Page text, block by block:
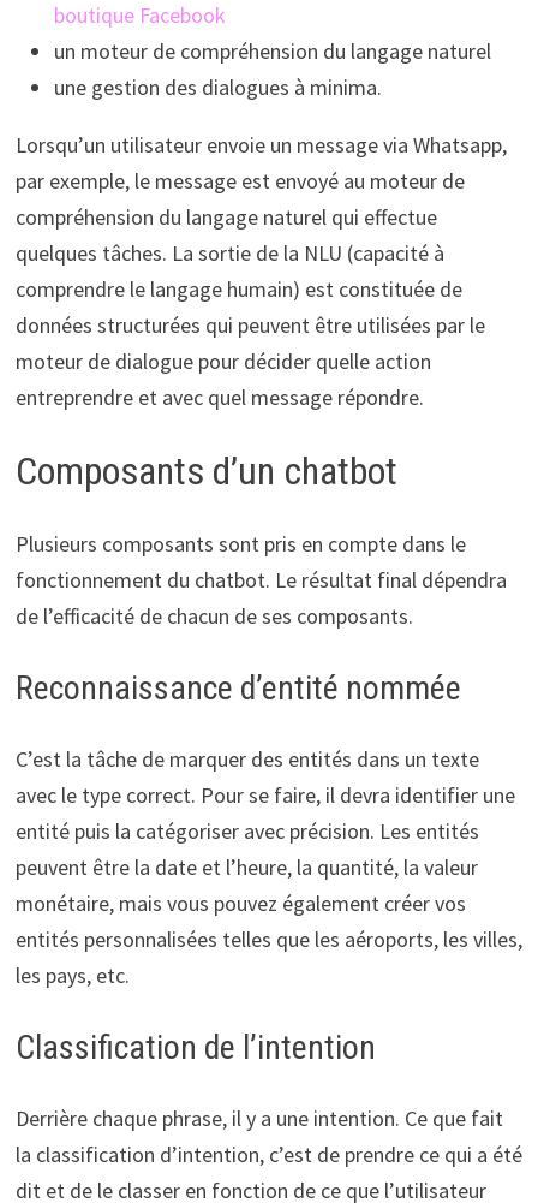
boutique Facebook
un moteur de compréhension du langage naturel
une gestion des dialogues à minima.
Lorsqu’un utilisateur envoie un message via Whatsapp,
par exemple, le message est envoyé au moteur de
compréhension du langage naturel qui effectue
quelques tâches. La sortie de la NLU (capacité à
comprendre le langage humain) est constituée de
données structurées qui peuvent être utilisées par le
moteur de dialogue pour décider quelle action
entreprendre et avec quel message répondre.
Composants d’un chatbot
Plusieurs composants sont pris en compte dans le
fonctionnement du chatbot. Le résultat final dépendra
de l’efficacité de chacun de ses composants.
Reconnaissance d’entité nommée
C’est la tâche de marquer des entités dans un texte
avec le type correct. Pour se faire, il devra identifier une
entité puis la catégoriser avec précision. Les entités
peuvent être la date et l’heure, la quantité, la valeur
monétaire, mais vous pouvez également créer vos
entités personnalisées telles que les aéroports, les villes,
les pays, etc.
Classification de l’intention
Derrière chaque phrase, il y a une intention. Ce que fait
la classification d’intention, c’est de prendre ce qui a été
dit et de le classer en fonction de ce que l’utilisateur